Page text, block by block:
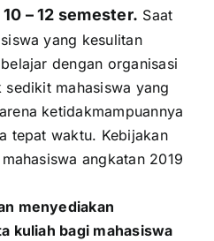
– 12 semester. Saat
yang kesulitan
dengan organisasi
mahasiswa yang
ketidakmampuannya
tepat waktu. Kebijakan
angkatan 2019
menyediakan
kuliah bagi mahasiswa